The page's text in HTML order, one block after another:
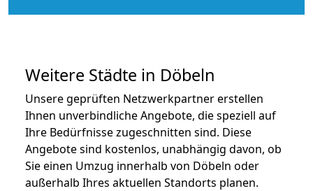
Weitere Städte in Döbeln
Unsere geprüften Netzwerkpartner erstellen
Ihnen unverbindliche Angebote, die speziell auf
Ihre Bedürfnisse zugeschnitten sind. Diese
Angebote sind kostenlos, unabhängig davon, ob
Sie einen Umzug innerhalb von Döbeln oder
außerhalb Ihres aktuellen Standorts planen.